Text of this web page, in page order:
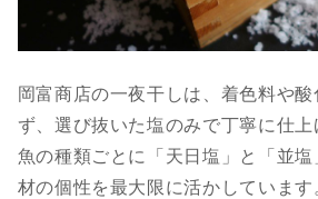
岡富商店の一夜干しは、着色料や
ず、選び抜いた塩のみで丁寧に仕上
魚の種類ごとに「天日塩」と「並
材の個性を最大限に活かしています